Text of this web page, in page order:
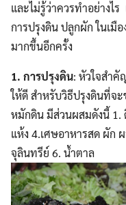
และไม่รู้ว่าควรทำอย่างไร
การปรุงดิน ปลูกผัก ในเมื
มากขึ้นอีกครั้ง
1. การปรุงดิน: หัวใจสำคั
ให้ดี สำหรับวิธีปรุงดินที่จ
หมักดิน มีส่วนผสมดังนี้ 1.
แห้ง 4.เศษอาหารสด ผัก
จุลินทรีย์ 6. น้ำตาล